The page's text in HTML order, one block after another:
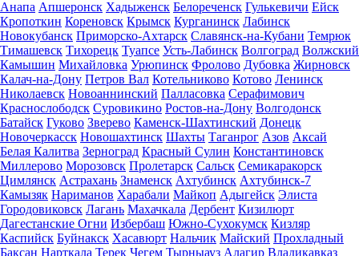
Анапа Апшеронск Хадыженск Белореченск Гулькевичи Ейск
Кропоткин Кореновск Крымск Курганинск Лабинск
Новокубанск Приморско-Ахтарск Славянск-на-Кубани Темрюк
Тимашевск Тихорецк Туапсе Усть-Лабинск Волгоград Волжский
Камышин Михайловка Урюпинск Фролово Дубовка Жирновск
Калач-на-Дону Петров Вал Котельниково Котово Ленинск
Николаевск Новоаннинский Палласовка Серафимович
Краснослободск Суровикино Ростов-на-Дону Волгодонск
Батайск Гуково Зверево Каменск-Шахтинский Донецк
Новочеркасск Новошахтинск Шахты Таганрог Азов Аксай
Белая Калитва Зерноград Красный Сулин Константиновск
Миллерово Морозовск Пролетарск Сальск Семикаракорск
Цимлянск Астрахань Знаменск Ахтубинск Ахтубинск-7
Камызяк Нариманов Харабали Майкоп Адыгейск Элиста
Городовиковск Лагань Махачкала Дербент Кизилюрт
Дагестанские Огни Избербаш Южно-Сухокумск Кизляр
Каспийск Буйнакск Хасавюрт Нальчик Майский Прохладный
Баксан Нарткала Терек Чегем Тырныауз Алагир Владикавказ